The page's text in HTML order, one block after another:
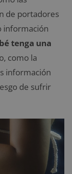
de portadores
información
tenga una
como la
información
de sufrir